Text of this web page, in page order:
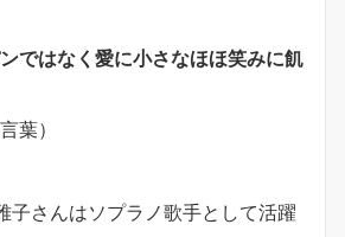
ではなく愛に小さなほほ笑みに飢
葉）
子さんはソプラノ歌手として活躍